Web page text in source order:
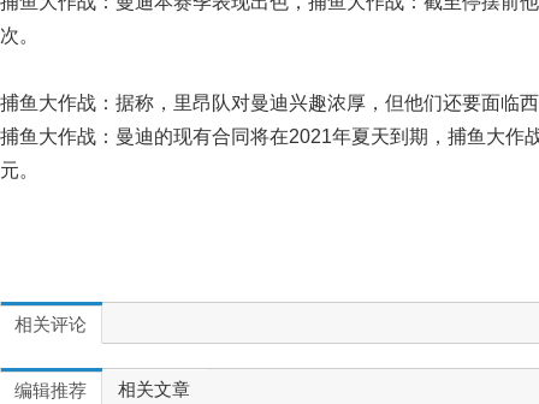
次。
捕鱼大作战：据称，里昂队对曼迪兴趣浓厚，但他们还要面临
捕鱼大作战：曼迪的现有合同将在2021年夏天到期，捕鱼大作
元。
相关评论
编辑推荐 相关文章